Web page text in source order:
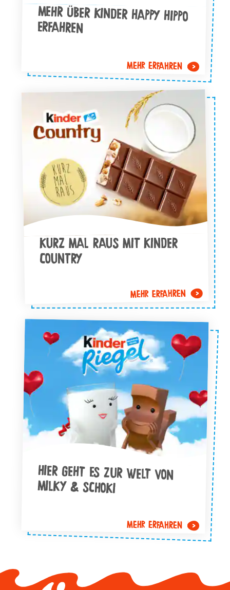
MEHR ÜBER KINDER HAPPY HIPPO
ERFAHREN
MEHR ERFAHREN
KURZ MAL RAUS MIT KINDER
COUNTRY
MEHR ERFAHREN
HIER GEHT ES ZUR WELT VON
MILKY & SCHOKI
MEHR ERFAHREN